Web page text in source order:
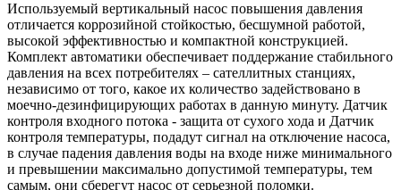
Используемый вертикальный насос повышения давления
отличается коррозийной стойкостью, бесшумной работой,
высокой эффективностью и компактной конструкцией.
Комплект автоматики обеспечивает поддержание стабильного
давления на всех потребителях – сателлитных станциях,
независимо от того, какое их количество задействовано в
моечно-дезинфицирующих работах в данную минуту. Датчик
контроля входного потока - защита от сухого хода и Датчик
контроля температуры, подадут сигнал на отключение насоса,
в случае падения давления воды на входе ниже минимального
и превышении максимально допустимой температуры, тем
самым, они сберегут насос от серьезной поломки.